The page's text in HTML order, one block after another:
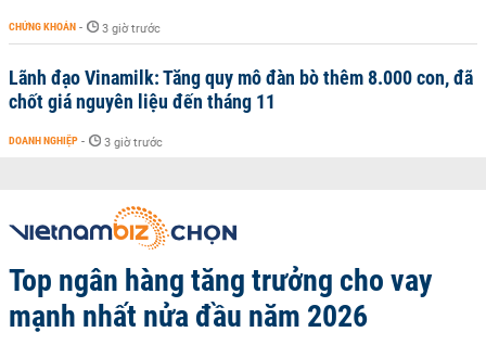
CHỨNG KHOÁN - 3 giờ trước
Lãnh đạo Vinamilk: Tăng quy mô đàn bò thêm 8.000 con, đã
chốt giá nguyên liệu đến tháng 11
DOANH NGHIỆP - 3 giờ trước
Top ngân hàng tăng trưởng cho vay
mạnh nhất nửa đầu năm 2026